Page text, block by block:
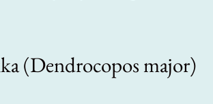
(Dendrocopos major)